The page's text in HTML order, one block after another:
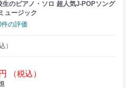
生のピアノ・ソロ 超人気J-POPソング
ュージック
の評価
）
円 （税込）